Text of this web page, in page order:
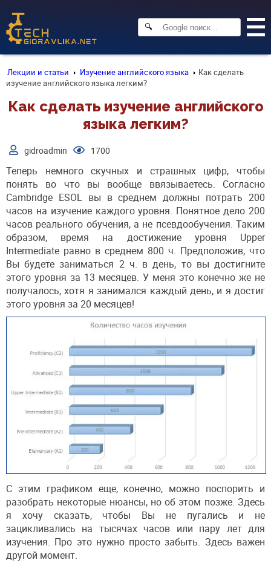
🔍
Лекции и статьи Изучение английского языка
Как сделать
изучение английского языка легким?
Как сделать изучение английского
языка легким?
gidroadmin 1700
Теперь немного скучных и страшных цифр, чтобы
понять во что вы вообще ввязываетесь. Согласно
Cambridge ESOL вы в среднем должны потрать 200
часов на изучение каждого уровня. Понятное дело 200
часов реального обучения, а не псевдообучения. Таким
образом, время на достижение уровня Upper
Intermediate равно в среднем 800 ч. Предположив, что
Вы будете заниматься 2 ч. в день, то вы достигните
этого уровня за 13 месяцев. У меня это конечно же не
получалось, хотя я занимался каждый день, и я достиг
этого уровня за 20 месяцев!
С этим графиком еще, конечно, можно поспорить и
разобрать некоторые нюансы, но об этом позже. Здесь
я хочу сказать, чтобы Вы не пугались и не
зацикливались на тысячах часов или пару лет для
изучения. Про это нужно просто забыть. Здесь важен
другой момент.